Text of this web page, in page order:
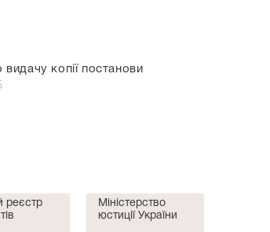
копії постанови
реєстр
Міністерство
юстиції України